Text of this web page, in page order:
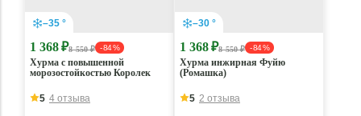
–35 °
1 368 ₽8 550 ₽ - 84 %
Хурма с повышенной
морозостойкостью Королек
5 4 отзыва
–30 °
1 368 ₽8 550 ₽ - 84 %
Хурма инжирная Фуйю
(Ромашка)
5 2 отзыва